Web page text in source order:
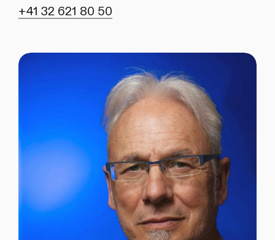
+41 32 621 80 50